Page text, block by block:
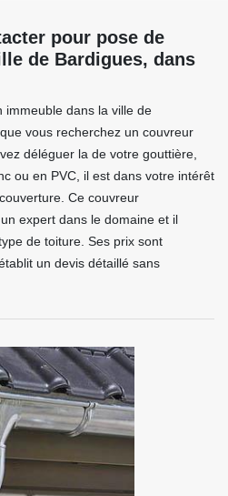
pour pose de
de Bardigues, dans
immeuble dans la ville de
vous recherchez un couvreur
déléguer la de votre gouttière,
ou en PVC, il est dans votre intérêt
Ce couvreur
expert dans le domaine et il
de toiture. Ses prix sont
un devis détaillé sans